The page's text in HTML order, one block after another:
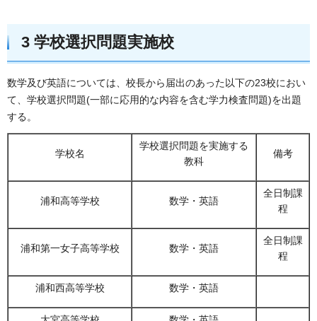
3 学校選択問題実施校
数学及び英語については、校長から届出のあった以下の23校におい
て、学校選択問題(一部に応用的な内容を含む学力検査問題)を出題
する。
学校名
学校選択問題を実施する
教科
備考
浦和高等学校 数学・英語
全日制課
程
浦和第一女子高等学校 数学・英語
全日制課
程
浦和西高等学校 数学・英語